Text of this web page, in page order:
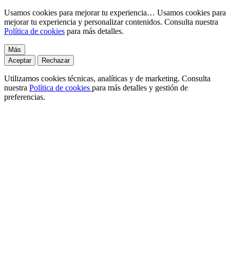
Usamos cookies para mejorar tu experiencia… Usamos cookies para
mejorar tu experiencia y personalizar contenidos. Consulta nuestra
Política de cookies para más detalles.
Más
Aceptar
Rechazar
Utilizamos cookies técnicas, analíticas y de marketing. Consulta
nuestra Política de cookies para más detalles y gestión de
preferencias.